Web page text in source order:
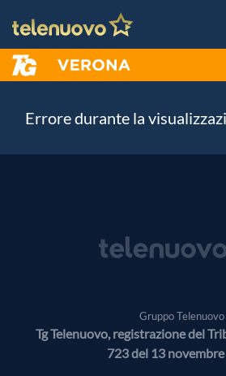
Errore durante la
Gruppo Telenuovo
Tg Telenuovo, registrazione del
723 del 13